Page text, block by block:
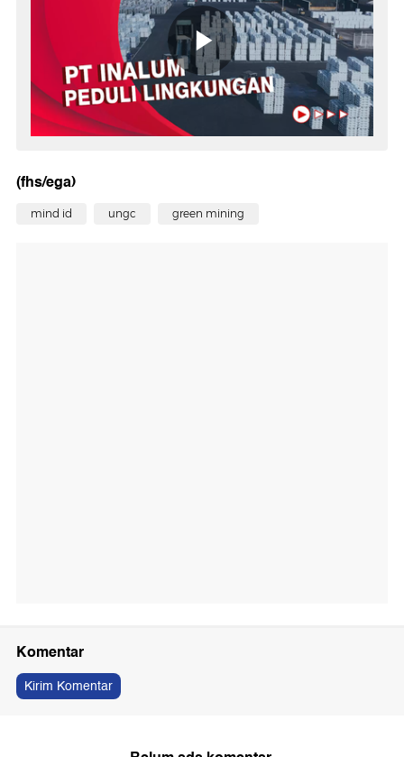
(fhs/ega)
mind id ungc green mining
Komentar
Kirim Komentar